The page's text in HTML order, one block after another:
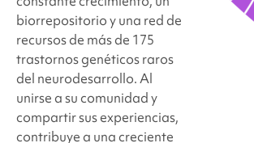
biorrepositorio y una red de
recursos de más de 175
trastornos genéticos raros
del neurodesarrollo. Al
unirse a su comunidad y
compartir sus experiencias,
contribuye a una creciente